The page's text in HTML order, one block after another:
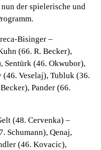
der spielerische und
Bisinger –
(66. R. Becker),
Sentürk (46. Okwubor),
Veselaj), Tubluk (36.
Pander (66.
(48. Cervenka) –
Schumann), Qenaj,
(46. Kovacic),